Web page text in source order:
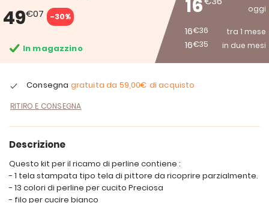
49€07 -30% 16 oggi
16€36 tra 1 mese
16€35 in due mesi
In magazzino
Consegna gratuita da 59,00€ di acquisto
RITIRO E CONSEGNA
Descrizione
Questo kit per il ricamo di perline contiene :
- 1 tela stampata tipo tela di pittore da ricoprire parzialmente.
- 13 colori di perline per cucito Preciosa
- filo per cucire bianco